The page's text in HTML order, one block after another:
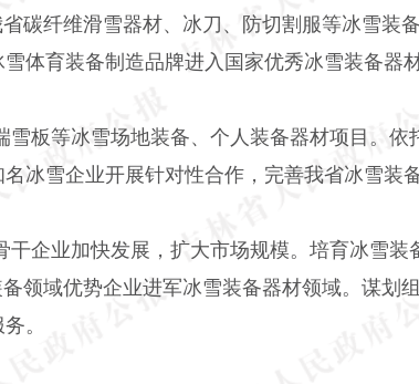
碳纤维滑雪器材、冰刀、防切割服等冰雪装
体育装备制造品牌进入国家优秀冰雪装备器
等冰雪场地装备、个人装备器材项目。依
冰雪企业开展针对性合作，完善我省冰雪装
业加快发展，扩大市场规模。培育冰雪装
领域优势企业进军冰雪装备器材领域。谋划
。